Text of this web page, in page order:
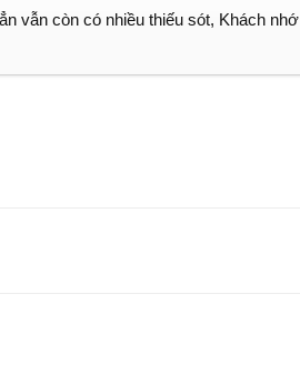
vẫn còn có nhiều thiếu sót, Khách nhớ